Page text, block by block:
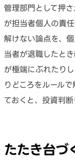
管理部門として押
が担当者個人の責
解けない論点を、
当者が退職したと
が極端にぶれたり
りどころをルール
ておくと、投資判断
たたき台づ